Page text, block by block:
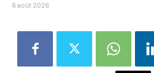
6 août 2026